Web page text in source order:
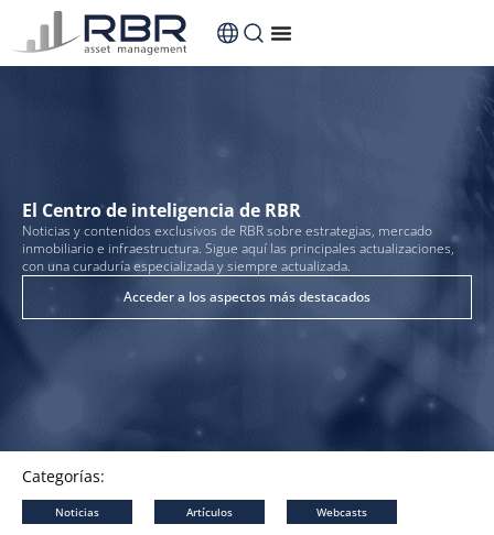
El Centro de inteligencia de RBR
Noticias y contenidos exclusivos de RBR sobre estrategias, mercado
inmobiliario e infraestructura. Sigue aquí las principales actualizaciones,
con una curaduría especializada y siempre actualizada.
Acceder a los aspectos más destacados
Categorías:
Noticias Artículos Webcasts